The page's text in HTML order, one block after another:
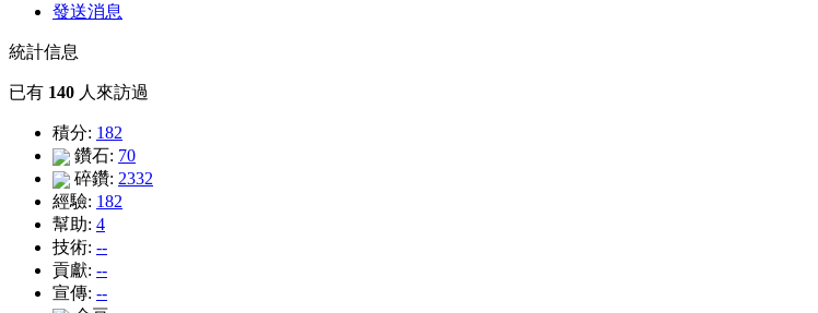
發送消息
統計信息
已有 140 人來訪過
積分: 182
鑽石: 70
碎鑽: 2332
經驗: 182
幫助: 4
技術: --
貢獻: --
宣傳: --